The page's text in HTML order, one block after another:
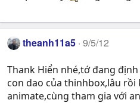
theanh11a5 9/5/12
Thank Hiển nhé,tớ đang
con dao của thinhbox,lâu rồi
animate,cùng tham gia với